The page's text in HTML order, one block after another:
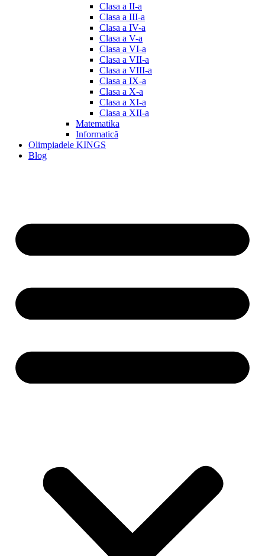
Clasa a II-a
Clasa a III-a
Clasa a IV-a
Clasa a V-a
Clasa a VI-a
Clasa a VII-a
Clasa a VIII-a
Clasa a IX-a
Clasa a X-a
Clasa a XI-a
Clasa a XII-a
Matematika
Informatică
Olimpiadele KINGS
Blog